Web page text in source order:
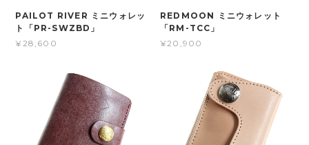
PAILOT RIVER ミニウォレッ
ト「PR-SWZBD」
¥28,600
REDMOON ミニウォレット
「RM-TCC」
¥20,900